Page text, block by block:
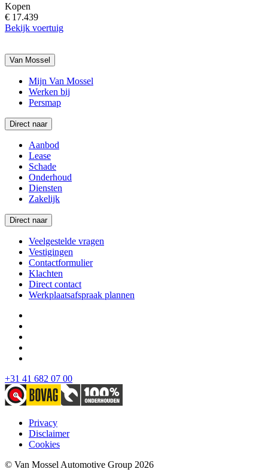
Kopen
€ 17.439
Bekijk voertuig
Van Mossel
Mijn Van Mossel
Werken bij
Persmap
Direct naar
Aanbod
Lease
Schade
Onderhoud
Diensten
Zakelijk
Direct naar
Veelgestelde vragen
Vestigingen
Contactformulier
Klachten
Direct contact
Werkplaatsafspraak plannen
+31 41 682 07 00
Privacy
Disclaimer
Cookies
© Van Mossel Automotive Group 2026